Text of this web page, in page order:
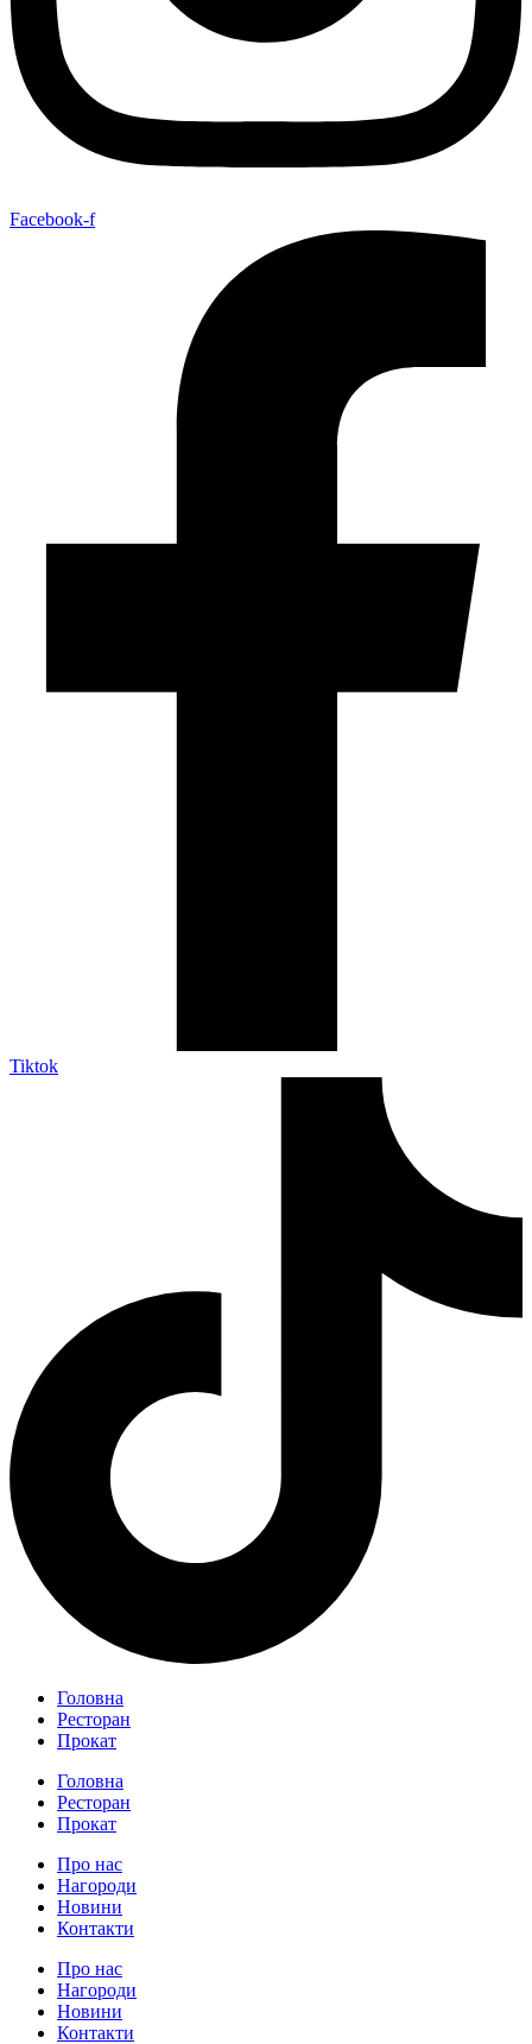
Facebook-f
Tiktok
Головна
Ресторан
Прокат
Головна
Ресторан
Прокат
Про нас
Нагороди
Новини
Контакти
Про нас
Нагороди
Новини
Контакти